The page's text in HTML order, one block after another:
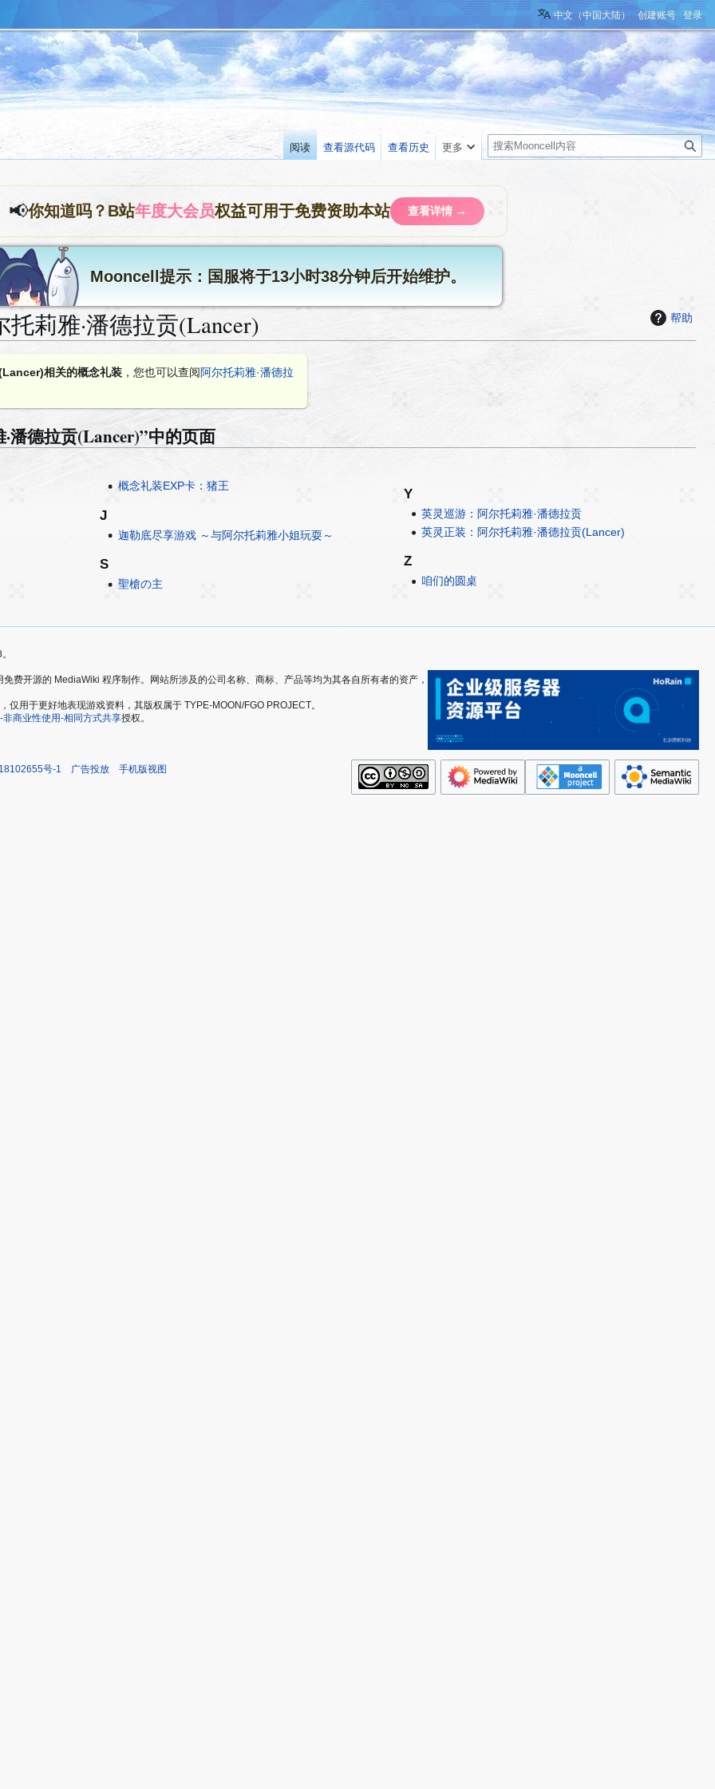
📢你知道吗？B站年度大会员权益可用于免费资助本站 查看详情 →
Mooncell提示：国服将于13小时38分钟后开始维护。
帮助
莉雅·潘德拉贡(Lancer)
相关的概念礼装 ，您也可以查阅阿尔托莉雅·潘德拉
潘德拉贡(Lancer)”中的页面
概念礼装EXP卡：猪王
J
迦勒底尽享游戏 ～与阿尔托莉雅小姐玩耍～
S
聖槍の主
Y
英灵巡游：阿尔托莉雅·潘德拉贡
英灵正装：阿尔托莉雅·潘德拉贡(Lancer)
Z
咱们的圆桌
中文（中国大陆） 创建账号 登录
阅读 查看源代码 查看历史 更多
搜
索
费开源的 MediaWiki 程序制作。网站所涉及的公司名称、商标、产品等均为其各自所有者的资产，
用于更好地表现游戏资料，其版权属于 TYPE-MOON/FGO PROJECT。
非商业性使用-相同方式共享授权。
号-1 广告投放 手机版视图